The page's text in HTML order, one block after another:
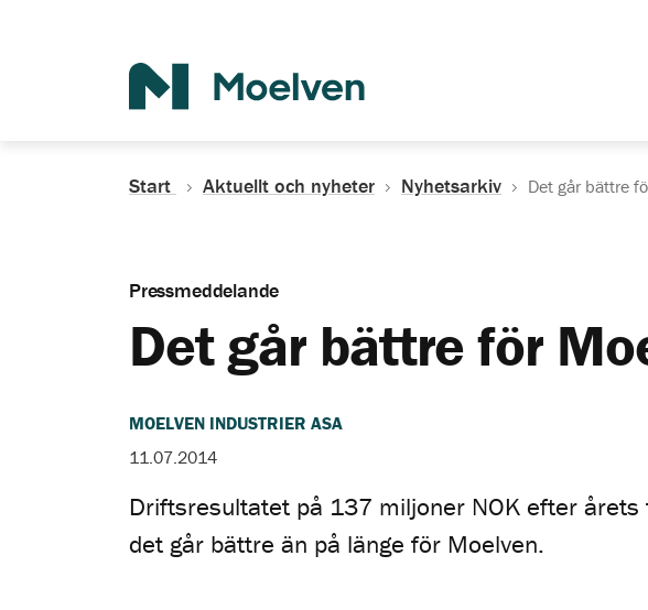
Start Aktuellt och nyheter Nyhetsarkiv Det går bättre
Pressmeddelande
Det går bättre för
MOELVEN INDUSTRIER ASA
11.07.2014
Driftsresultatet på 137 miljoner NOK efter
det går bättre än på länge för Moelven.